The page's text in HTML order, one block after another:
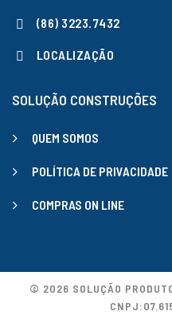
(86) 3223.7432
LOCALIZAÇÃO
SOLUÇÃO CONSTRUÇÕES
QUEM SOMOS
POLÍTICA DE PRIVACIDADE
COMPRAS ON LINE
© 2026 SOLUÇÃO